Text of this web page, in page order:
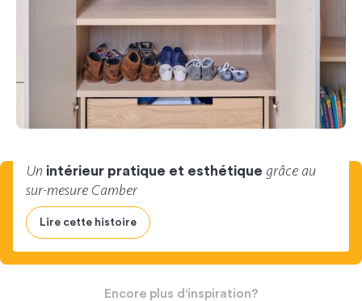
Un intérieur pratique et esthétique grâce au
sur-mesure Camber
Lire cette histoire
Encore plus d'inspiration?